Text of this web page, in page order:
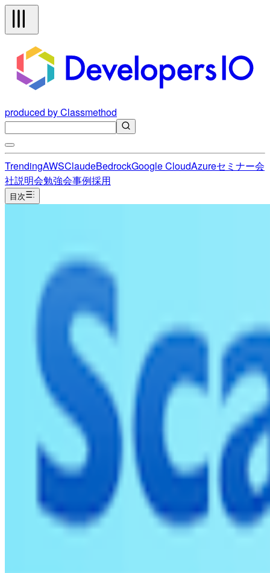
produced by Classmethod
TrendingAWSClaudeBedrockGoogle CloudAzureセミナー会
社説明会勉強会事例採用
目次